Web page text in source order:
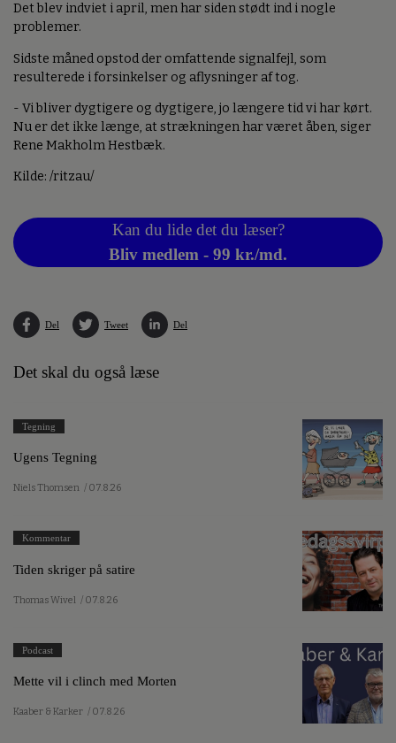
Det blev indviet i april, men har siden stødt ind i nogle
problemer.
Sidste måned opstod der omfattende signalfejl, som
resulterede i forsinkelser og aflysninger af tog.
- Vi bliver dygtigere og dygtigere, jo længere tid vi har kørt.
Nu er det ikke længe, at strækningen har været åben, siger
Rene Makholm Hestbæk.
Kilde: /ritzau/
Kan du lide det du læser?
Bliv medlem - 99 kr./md.
Del Tweet Del
Det skal du også læse
Tegning
Ugens Tegning
Niels Thomsen / 07.8.26
Kommentar
Tiden skriger på satire
Thomas Wivel / 07.8.26
Podcast
Mette vil i clinch med Morten
Kaaber & Karker / 07.8.26